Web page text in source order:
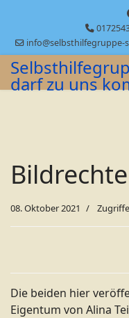
info@selbsthilfegruppe-
darf zu uns
Bildrechte
08. Oktober 2021
Die beiden hier
Eigentum von Alina